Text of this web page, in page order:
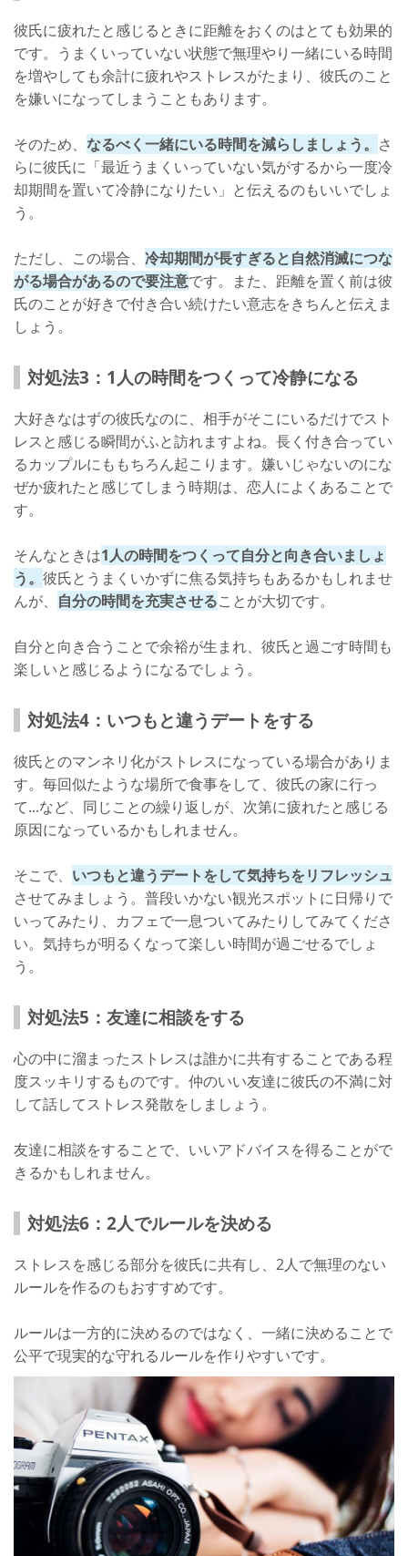
彼氏に疲れたと感じるときに距離をおくのはとても効果的
です。うまくいっていない状態で無理やり一緒にいる時間
を増やしても余計に疲れやストレスがたまり、彼氏のこと
を嫌いになってしまうこともあります。
そのため、 なるべく一緒にいる時間を減らしましょう。 さ
らに彼氏に「最近うまくいっていない気がするから一度冷
却期間を置いて冷静になりたい」と伝えるのもいいでしょ
う。
ただし、この場合、 冷却期間が長すぎると自然消滅につな
がる場合があるので要注意です。また、距離を置く前は彼
氏のことが好きで付き合い続けたい意志をきちんと伝えま
しょう。
対処法3：1人の時間をつくって冷静になる
大好きなはずの彼氏なのに、相手がそこにいるだけでスト
レスと感じる瞬間がふと訪れますよね。長く付き合ってい
るカップルにももちろん起こります。嫌いじゃないのにな
ぜか疲れたと感じてしまう時期は、恋人によくあることで
す。
そんなときは1人の時間をつくって自分と向き合いましょ
う。 彼氏とうまくいかずに焦る気持ちもあるかもしれませ
んが、 自分の時間を充実させることが大切です。
自分と向き合うことで余裕が生まれ、彼氏と過ごす時間も
楽しいと感じるようになるでしょう。
対処法4：いつもと違うデートをする
彼氏とのマンネリ化がストレスになっている場合がありま
す。毎回似たような場所で食事をして、彼氏の家に行っ
て...など、同じことの繰り返しが、次第に疲れたと感じる
原因になっているかもしれません。
そこで、 いつもと違うデートをして気持ちをリフレッシュ
させてみましょう。普段いかない観光スポットに日帰りで
いってみたり、カフェで一息ついてみたりしてみてくださ
い。気持ちが明るくなって楽しい時間が過ごせるでしょ
う。
対処法5：友達に相談をする
心の中に溜まったストレスは誰かに共有することである程
度スッキリするものです。仲のいい友達に彼氏の不満に対
して話してストレス発散をしましょう。
友達に相談をすることで、いいアドバイスを得ることがで
きるかもしれません。
対処法6：2人でルールを決める
ストレスを感じる部分を彼氏に共有し、2人で無理のない
ルールを作るのもおすすめです。
ルールは一方的に決めるのではなく、一緒に決めることで
公平で現実的な守れるルールを作りやすいです。